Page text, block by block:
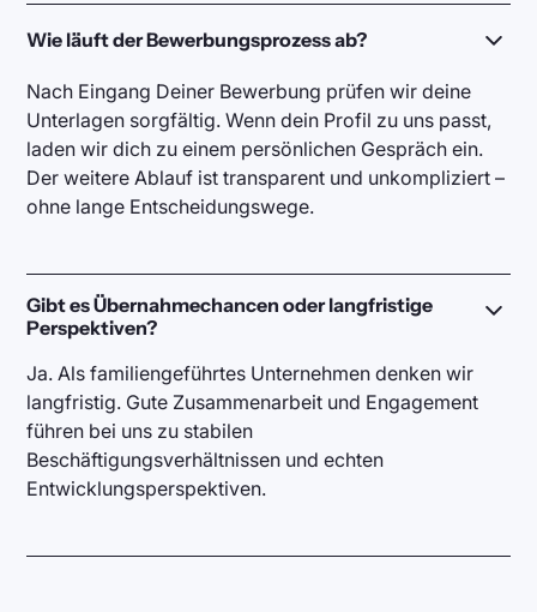
Wie läuft der Bewerbungsprozess ab?
Nach Eingang Deiner Bewerbung prüfen wir deine
Unterlagen sorgfältig. Wenn dein Profil zu uns passt,
laden wir dich zu einem persönlichen Gespräch ein.
Der weitere Ablauf ist transparent und unkompliziert –
ohne lange Entscheidungswege.
Gibt es Übernahmechancen oder langfristige
Perspektiven?
Ja. Als familiengeführtes Unternehmen denken wir
langfristig. Gute Zusammenarbeit und Engagement
führen bei uns zu stabilen
Beschäftigungsverhältnissen und echten
Entwicklungsperspektiven.